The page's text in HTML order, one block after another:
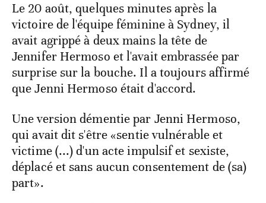
Le 20 août, quelques minutes après la
victoire de l'équipe féminine à Sydney, il
avait agrippé à deux mains la tête de
Jennifer Hermoso et l'avait embrassée par
surprise sur la bouche. Il a toujours affirmé
que Jenni Hermoso était d'accord.
Une version démentie par Jenni Hermoso,
qui avait dit s'être «sentie vulnérable et
victime (...) d'un acte impulsif et sexiste,
déplacé et sans aucun consentement de (sa)
part».